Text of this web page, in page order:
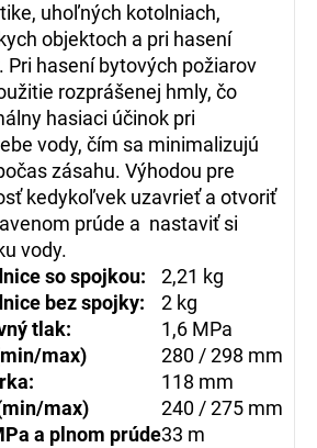
uhoľných kotolniach,
objektoch a pri hasení
Pri hasení bytových požiarov
rozprášenej hmly, čo
hasiaci účinok pri
vody, čím sa minimalizujú
zásahu. Výhodou pre
kedykoľvek uzavrieť a otvoriť
prúde a nastaviť si
vody.
so spojkou:
2,21 kg
bez spojky:
2 kg
tlak:
1,6 MPa
max)
280 / 298 mm
118 mm
max)
240 / 275 mm
a plnom prúde33 m